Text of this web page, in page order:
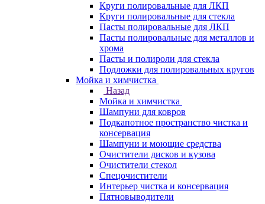
Круги полировальные для ЛКП
Круги полировальные для стекла
Пасты полировальные для ЛКП
Пасты полировальные для металлов и
хрома
Пасты и полироли для стекла
Подложки для полировальных кругов
Мойка и химчистка
Назад
Мойка и химчистка
Шампуни для ковров
Подкапотное пространство чистка и
консервация
Шампуни и моющие средства
Очистители дисков и кузова
Очистители стекол
Спецочистители
Интерьер чистка и консервация
Пятновыводители